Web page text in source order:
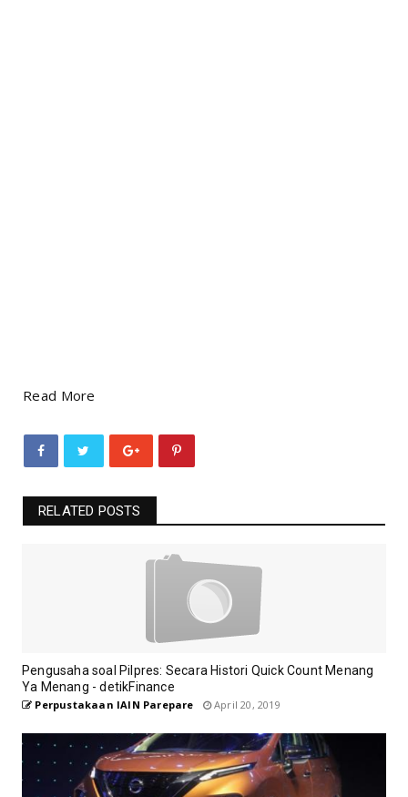
Read More
RELATED POSTS
Pengusaha soal Pilpres: Secara Histori Quick Count Menang
Ya Menang - detikFinance
Perpustakaan IAIN Parepare April 20, 2019